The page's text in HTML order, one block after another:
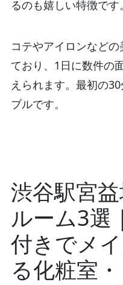
るのも嬉しい特徴です。
コテやアイロンなど
ており、1日に数件の
えられます。最初の
ブルです。
渋谷駅宮
ルーム3選
付きでメ
る化粧室